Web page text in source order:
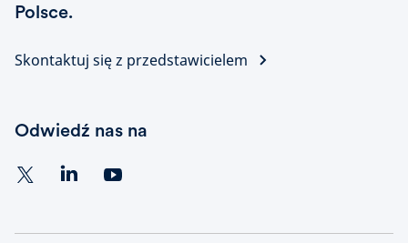
Polsce.
Skontaktuj się z przedstawicielem
Odwiedź nas na